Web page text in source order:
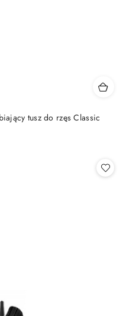
tusz do rzęs Classic